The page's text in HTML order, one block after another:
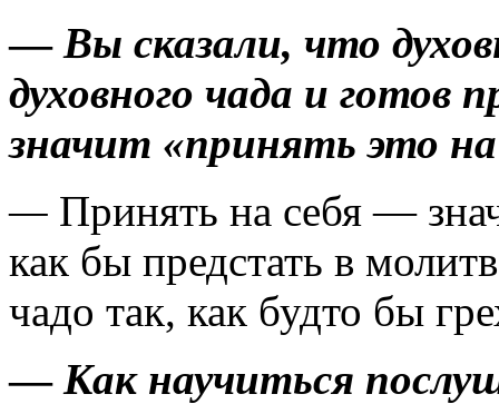
— Вы сказали, что
духовного чада и готов
значит «принять это на
— Принять на себя —
как бы предстать в
чадо так, как будто бы
— Как научиться